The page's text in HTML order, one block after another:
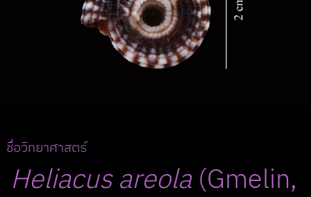
ชื่อวิทยาศาสตร์
Heliacus areola (Gmelin,